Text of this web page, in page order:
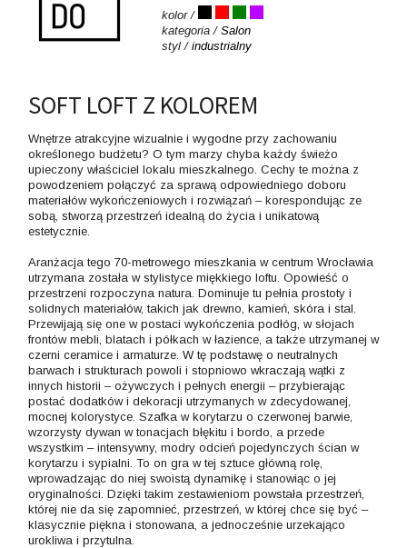
kolor /
kategoria / Salon
styl / industrialny
SOFT LOFT Z KOLOREM
Wnętrze atrakcyjne wizualnie i wygodne przy zachowaniu
określonego budżetu? O tym marzy chyba każdy świeżo
upieczony właściciel lokalu mieszkalnego. Cechy te można z
powodzeniem połączyć za sprawą odpowiedniego doboru
materiałów wykończeniowych i rozwiązań – korespondując ze
sobą, stworzą przestrzeń idealną do życia i unikatową
estetycznie.
Aranżacja tego 70-metrowego mieszkania w centrum Wrocławia
utrzymana została w stylistyce miękkiego loftu. Opowieść o
przestrzeni rozpoczyna natura. Dominuje tu pełnia prostoty i
solidnych materiałów, takich jak drewno, kamień, skóra i stal.
Przewijają się one w postaci wykończenia podłóg, w słojach
frontów mebli, blatach i półkach w łazience, a także utrzymanej w
czerni ceramice i armaturze. W tę podstawę o neutralnych
barwach i strukturach powoli i stopniowo wkraczają wątki z
innych historii – ożywczych i pełnych energii – przybierając
postać dodatków i dekoracji utrzymanych w zdecydowanej,
mocnej kolorystyce. Szafka w korytarzu o czerwonej barwie,
wzorzysty dywan w tonacjach błękitu i bordo, a przede
wszystkim – intensywny, modry odcień pojedynczych ścian w
korytarzu i sypialni. To on gra w tej sztuce główną rolę,
wprowadzając do niej swoistą dynamikę i stanowiąc o jej
oryginalności. Dzięki takim zestawieniom powstała przestrzeń,
której nie da się zapomnieć, przestrzeń, w której chce się być –
klasycznie piękna i stonowana, a jednocześnie urzekająco
urokliwa i przytulna.